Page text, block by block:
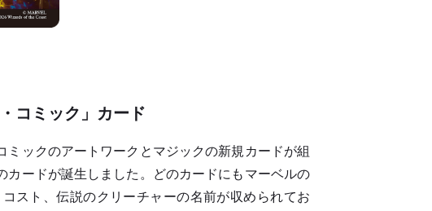
コミック」カード
ックのアートワークとマジックの新規カードが組
ードが誕生しました。どのカードにもマーベルの
スト、伝説のクリーチャーの名前が収められてお